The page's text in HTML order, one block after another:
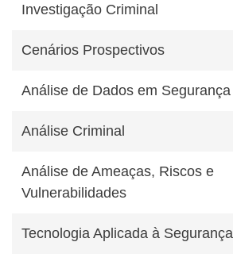
Investigação Criminal
Cenários Prospectivos
Análise de Dados em Segurança
Análise Criminal
Análise de Ameaças, Riscos e
Vulnerabilidades
Tecnologia Aplicada à Segurança